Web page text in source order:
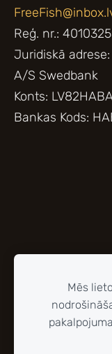
Reģ. nr.:
Juridiskā adrese:
A/S Swedbank
Konts:
Bankas Kods:
Mēs